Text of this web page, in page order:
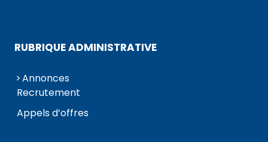
RUBRIQUE ADMINISTRATIVE
Annonces
Recrutement
Appels d’offres